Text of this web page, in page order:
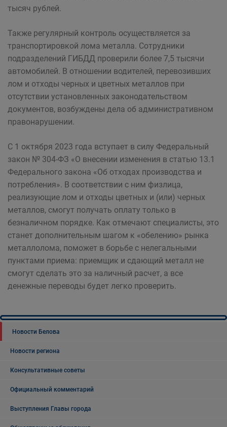
тысяч рублей.
Также регулярный контроль осуществляется за
транспортировкой лома металла. Сотрудники
подразделений ГИБДД проверили более 7,5 тысячи
автомобилей. В отношении водителей, перевозивших
лом и отходы черных и цветных металлов при
отсутствии установленных законодательством
документов, возбуждены дела об административном
правонарушении.
С 1 октября 2023 года вступает в силу Федеральный
закон № 304-ФЗ «О внесении изменения в статью 13.1
Федерального закона «Об отходах производства и
потребления». В соответствии с ним физлица,
реализующие лом и отходы цветных и (или) черных
металлов, смогут получать оплату только в
безналичном порядке. Как отмечают специалисты, это
станет дополнительным шагом к «обелению» рынка
металлолома, поможет в борьбе с нелегальными
пунктами приема: приемщик и сдающий металл не
смогут сделать это за наличный расчет, а все
денежные переводы будет легко проверить.
Новости Белова
Новости региона
Консультативные советы
Официальный комментарий
Выступления Главы города